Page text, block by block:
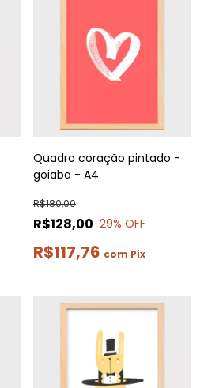
Quadro coração pintado -
goiaba - A4
R$128,00
R$180,00
29% OFF
R$117,76 com Pix